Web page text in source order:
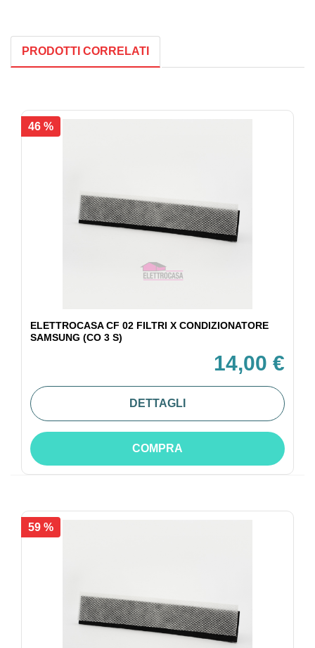
PRODOTTI CORRELATI
46 %
ELETTROCASA CF 02 FILTRI X CONDIZIONATORE
SAMSUNG (CO 3 S)
14,00 €
DETTAGLI
COMPRA
59 %